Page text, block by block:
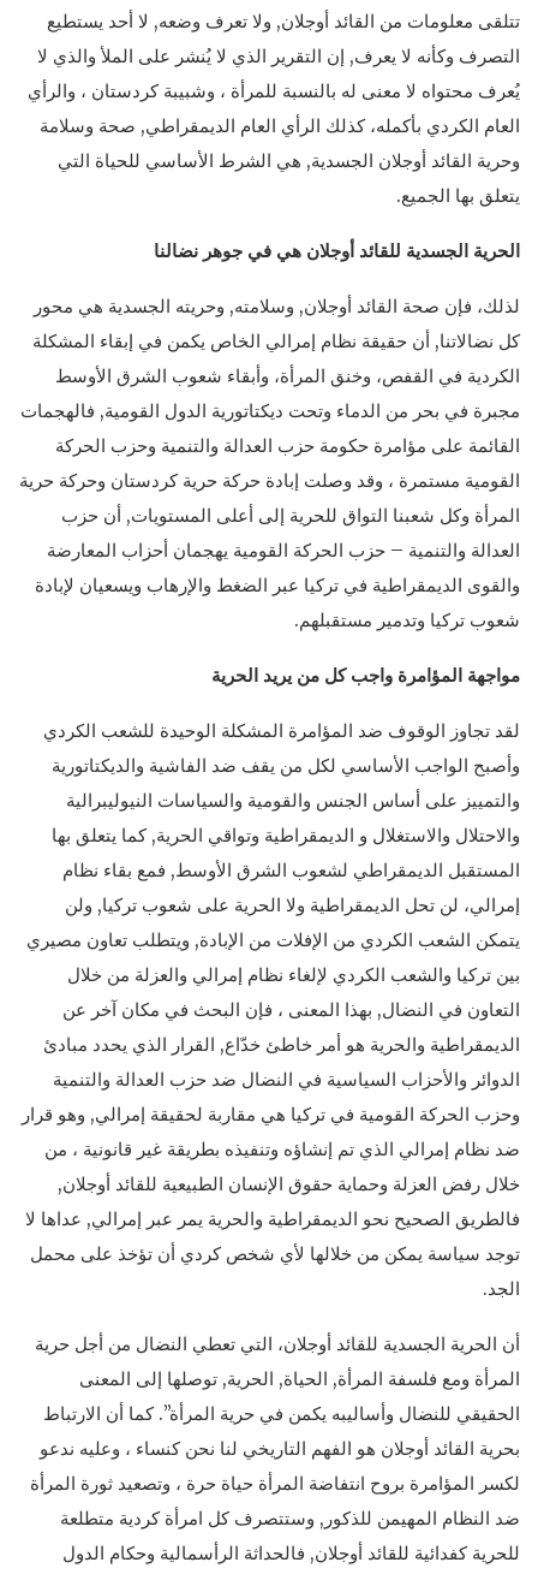
تتلقى معلومات من القائد أوجلان, ولا تعرف وضعه, لا أحد يستطيع
التصرف وكأنه لا يعرف, إن التقرير الذي لا يُنشر على الملأ والذي لا
يُعرف محتواه لا معنى له بالنسبة للمرأة ، وشبيبة كردستان ، والرأي
العام الكردي بأكمله، كذلك الرأي العام الديمقراطي, صحة وسلامة
وحرية القائد أوجلان الجسدية, هي الشرط الأساسي للحياة التي
يتعلق بها الجميع.
الحرية الجسدية للقائد أوجلان هي في جوهر نضالنا
لذلك، فإن صحة القائد أوجلان, وسلامته, وحريته الجسدية هي محور
كل نضالاتنا, أن حقيقة نظام إمرالي الخاص يكمن في إبقاء المشكلة
الكردية في القفص، وخنق المرأة، وأبقاء شعوب الشرق الأوسط
مجبرة في بحر من الدماء وتحت ديكتاتورية الدول القومية, فالهجمات
القائمة على مؤامرة حكومة حزب العدالة والتنمية وحزب الحركة
القومية مستمرة ، وقد وصلت إبادة حركة حرية كردستان وحركة حرية
المرأة وكل شعبنا التواق للحرية إلى أعلى المستويات, أن حزب
العدالة والتنمية – حزب الحركة القومية يهجمان أحزاب المعارضة
والقوى الديمقراطية في تركيا عبر الضغط والإرهاب ويسعيان لإبادة
شعوب تركيا وتدمير مستقبلهم.
مواجهة المؤامرة واجب كل من يريد الحرية
لقد تجاوز الوقوف ضد المؤامرة المشكلة الوحيدة للشعب الكردي
وأصبح الواجب الأساسي لكل من يقف ضد الفاشية والديكتاتورية
والتمييز على أساس الجنس والقومية والسياسات النيوليبرالية
والاحتلال والاستغلال و الديمقراطية وتواقي الحرية, كما يتعلق بها
المستقبل الديمقراطي لشعوب الشرق الأوسط, فمع بقاء نظام
إمرالي، لن تحل الديمقراطية ولا الحرية على شعوب تركيا, ولن
يتمكن الشعب الكردي من الإفلات من الإبادة, ويتطلب تعاون مصيري
بين تركيا والشعب الكردي لإلغاء نظام إمرالي والعزلة من خلال
التعاون في النضال, بهذا المعنى ، فإن البحث في مكان آخر عن
الديمقراطية والحرية هو أمر خاطئ خدّاع, القرار الذي يحدد مبادئ
الدوائر والأحزاب السياسية في النضال ضد حزب العدالة والتنمية
وحزب الحركة القومية في تركيا هي مقاربة لحقيقة إمرالي, وهو قرار
ضد نظام إمرالي الذي تم إنشاؤه وتنفيذه بطريقة غير قانونية ، من
خلال رفض العزلة وحماية حقوق الإنسان الطبيعية للقائد أوجلان,
فالطريق الصحيح نحو الديمقراطية والحرية يمر عبر إمرالي, عداها لا
توجد سياسة يمكن من خلالها لأي شخص كردي أن تؤخذ على محمل
الجد.
أن الحرية الجسدية للقائد أوجلان، التي تعطي النضال من أجل حرية
المرأة ومع فلسفة المرأة, الحياة, الحرية, توصلها إلى المعنى
الحقيقي للنضال وأساليبه يكمن في حرية المرأة”. كما أن الارتباط
بحرية القائد أوجلان هو الفهم التاريخي لنا نحن كنساء ، وعليه ندعو
لكسر المؤامرة بروح انتفاضة المرأة حياة حرة ، وتصعيد ثورة المرأة
ضد النظام المهيمن للذكور, وستتصرف كل امرأة كردية متطلعة
للحرية كفدائية للقائد أوجلان, فالحداثة الرأسمالية وحكام الدول